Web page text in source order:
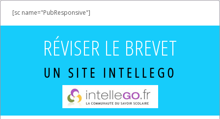
[sc name="PubResponsive"]
RÉVISER LE BREVET
UN SITE INTELLEGO